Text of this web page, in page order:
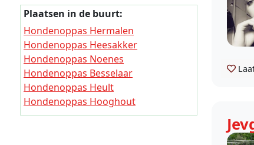
Plaatsen in de buurt:
Hondenoppas Hermalen
Hondenoppas Heesakker
Hondenoppas Noenes
Hondenoppas Besselaar
Hondenoppas Heult
Hondenoppas Hooghout
Hondenoppas Esch